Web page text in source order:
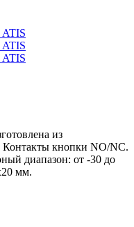
из
кнопки NO/NC.
диапазон: от -30 до
мм.